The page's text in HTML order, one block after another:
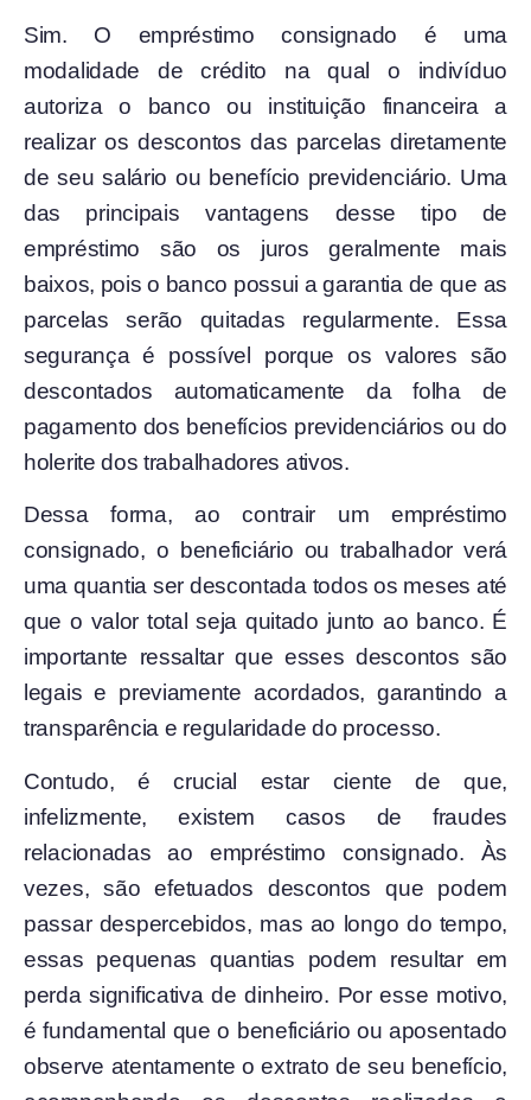
Sim. O empréstimo consignado é uma
modalidade de crédito na qual o indivíduo
autoriza o banco ou instituição financeira a
realizar os descontos das parcelas diretamente
de seu salário ou benefício previdenciário. Uma
das principais vantagens desse tipo de
empréstimo são os juros geralmente mais
baixos, pois o banco possui a garantia de que as
parcelas serão quitadas regularmente. Essa
segurança é possível porque os valores são
descontados automaticamente da folha de
pagamento dos benefícios previdenciários ou do
holerite dos trabalhadores ativos.
Dessa forma, ao contrair um empréstimo
consignado, o beneficiário ou trabalhador verá
uma quantia ser descontada todos os meses até
que o valor total seja quitado junto ao banco. É
importante ressaltar que esses descontos são
legais e previamente acordados, garantindo a
transparência e regularidade do processo.
Contudo, é crucial estar ciente de que,
infelizmente, existem casos de fraudes
relacionadas ao empréstimo consignado. Às
vezes, são efetuados descontos que podem
passar despercebidos, mas ao longo do tempo,
essas pequenas quantias podem resultar em
perda significativa de dinheiro. Por esse motivo,
é fundamental que o beneficiário ou aposentado
observe atentamente o extrato de seu benefício,